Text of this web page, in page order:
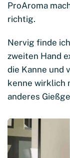
ProAroma
richtig.
Nervig finde
zweiten Hand
die Kanne und
kenne wirklich
anderes